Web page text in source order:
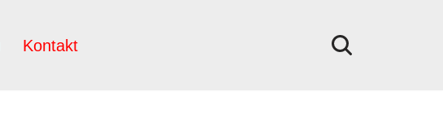
Kontakt